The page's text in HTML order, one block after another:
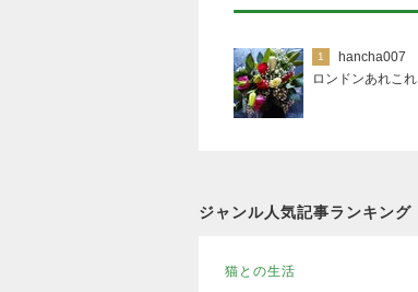
1
hancha007
ロンドンあれこれ
ジャンル人気記事ランキング
猫との生活